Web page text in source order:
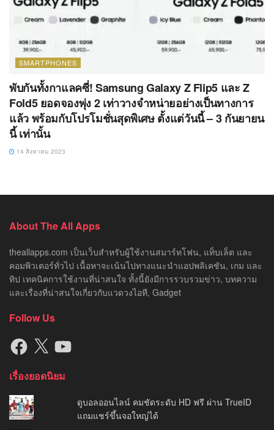
SMARTPHONES
พับกันทั้งกาแลคซี่! Samsung Galaxy Z Flip5 และ Z
Fold5 ยอดจองพุ่ง 2 เท่าวางจำหน่ายอย่างเป็นทางการ
แล้ว พร้อมกับโปรโมชั่นสุดพิเศษ ตั้งแต่วันนี้ – 3 กันยายน
นี้ เท่านั้น
14 สิงหาคม 2023
About The All Apps
theallapps.com เป็นเว็บสำหรับผู้ใช้งานสมาร์ทโฟน, แท็บเล็ต และ
คอมพิวเตอร์ทั่วไป เนื้อหาจะเน้นไปทางแนะนำแอปพลิเคชัน, เกม และ
ทิป เทคนิคการใช้งานที่น่าสนใจ ทั้งนี้ยังมีการรวบรวมข่าว, บทความ
และเรื่องที่น่าสนใจเกี่ยวกับแวดวงไอที, Gadget
Follow Us
Facebook
X YouTube
เรื่องยอดนิยม
ดูบอลออนไลน์ คมชัดระดับ HD ฟรี ผ่าน TrueID
แถมแชร์ขึ้นจอใหญ่ได้